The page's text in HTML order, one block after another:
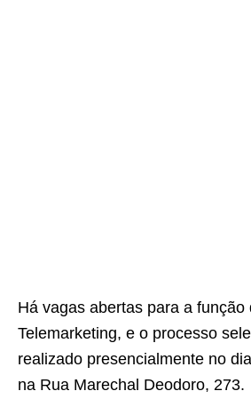
Há vagas abertas para a função
Telemarketing, e o processo
realizado presencialmente no
na Rua Marechal Deodoro, 273.